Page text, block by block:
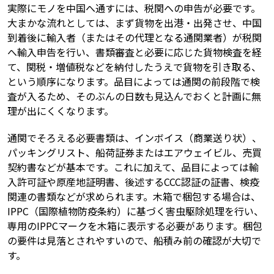
実際にモノを中国へ通すには、税関への申告が必要です。
大まかな流れとしては、まず貨物を出港・出発させ、中国
到着後に輸入者（またはその代理となる通関業者）が税関
へ輸入申告を行い、書類審査と必要に応じた貨物検査を経
て、関税・増値税などを納付したうえで貨物を引き取る、
という順序になります。品目によっては通関の前段階で検
査が入るため、そのぶんの日数も見込んでおくと計画に無
理が出にくくなります。
通関でそろえる必要書類は、インボイス（商業送り状）、
パッキングリスト、船荷証券またはエアウェイビル、売買
契約書などが基本です。これに加えて、品目によっては輸
入許可証や原産地証明書、後述するCCC認証の証書、検疫
関連の書類などが求められます。木箱で梱包する場合は、
IPPC（国際植物防疫条約）に基づく害虫駆除処理を行い、
専用のIPPCマークを木箱に表示する必要があります。梱包
の要件は見落とされやすいので、船積み前の確認が大切で
す。